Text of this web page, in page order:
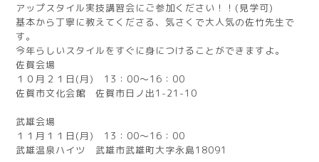
アップスタイル実技講習会にご参加ください！！(見学可)
基本から丁寧に教えてくださる、気さくで大人気の佐竹先生で
す。
今年らしいスタイルをすぐに身につけることができますよ。
佐賀会場
１０月２１日(月) 13：00～16：00
佐賀市文化会館 佐賀市日ノ出1-21-10
武雄会場
１１月１１日(月) 13：00～16：00
武雄温泉ハイツ 武雄市武雄町大字永島18091